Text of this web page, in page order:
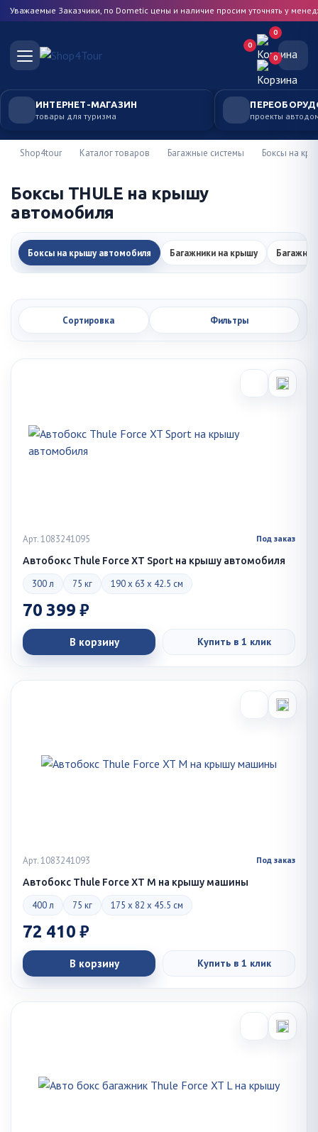
Уважаемые Заказчики, по Dometic цены и наличие просим уточнять у
0
0
0
ИНТЕРНЕТ-МАГАЗИН
товары для туризма проекты
Shop4tour Каталог товаров Багажные системы Боксы на
Боксы THULE на крышу
автомобиля
Боксы на крышу автомобиля Багажники на крышу
Сортировка Фильтры
Арт. 1083241095 Под заказ
Автобокс Thule Force XT Sport на крышу автомобиля
300 л 75 кг 190 x 63 x 42.5 см
70 399 ₽
В корзину Купить в 1 клик
Арт. 1083241093 Под заказ
Автобокс Thule Force XT M на крышу машины
400 л 75 кг 175 x 82 x 45.5 см
72 410 ₽
В корзину Купить в 1 клик